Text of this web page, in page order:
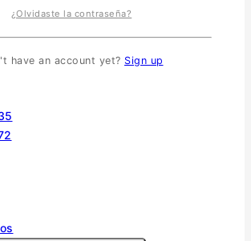
TOGGLE CHILD MENU
¿Olvidaste la contraseña?
have an account yet? Sign up